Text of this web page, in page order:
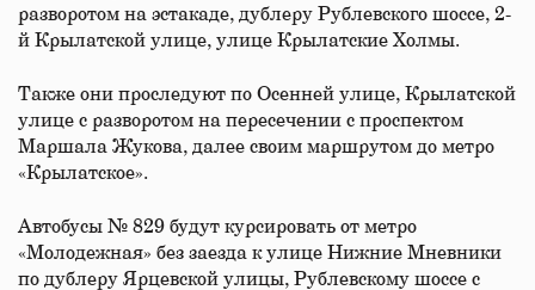
разворотом на эстакаде, дублеру Рублевского шоссе, 2-
й Крылатской улице, улице Крылатские Холмы.
Также они проследуют по Осенней улице, Крылатской
улице с разворотом на пересечении с проспектом
Маршала Жукова, далее своим маршрутом до метро
«Крылатское».
Автобусы № 829 будут курсировать от метро
«Молодежная» без заезда к улице Нижние Мневники
по дублеру Ярцевской улицы, Рублевскому шоссе с